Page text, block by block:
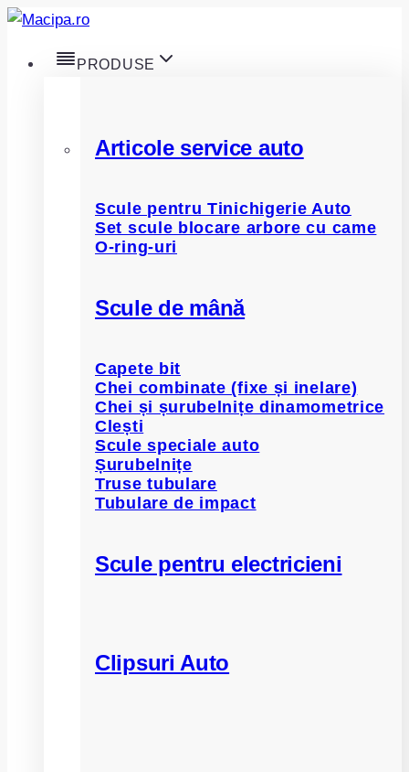
Skip
content
PRODUSE
Articole service auto
Scule pentru Tinichigerie Auto
Set scule blocare arbore cu came
O-ring-uri
Scule de mână
Capete bit
Chei combinate (fixe și inelare)
Chei și șurubelnițe dinamometrice
Clești
Scule speciale auto
Șurubelnițe
Truse tubulare
Tubulare de impact
Scule pentru electricieni
Clipsuri Auto